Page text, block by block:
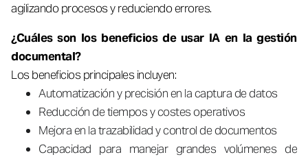
agilizando procesos y reduciendo errores.
¿Cuáles son los beneficios de usar IA en la gestión
documental?
Los beneficios principales incluyen:
Automatización y precisión en la captura de datos
Reducción de tiempos y costes operativos
Mejora en la trazabilidad y control de documentos
Capacidad para manejar grandes volúmenes de